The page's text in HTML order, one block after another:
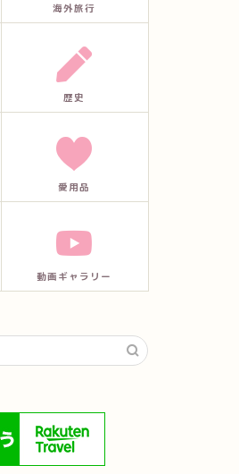
海外旅行
歴史
愛用品
動画ギャラリー